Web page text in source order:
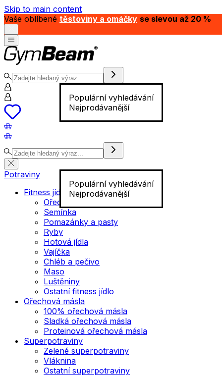
Skip to main content
Vaše oblíbené těstoviny a omáčky se slevou až 20 %
Populární vyhledávání
Nejprodávanější
Populární vyhledávání
Nejprodávanější
Potraviny
Fitness jídlo
Ořechy
Semínka
Pomazánky a pasty
Ryby
Hotová jídla
Vajíčka
Chléb a pečivo
Maso
Luštěniny
Ostatní fitness jídlo
Ořechová másla
100% ořechová másla
Sladká ořechová másla
Proteinová ořechová másla
Superpotraviny
Zelené superpotraviny
Vláknina
Ostatní superpotraviny